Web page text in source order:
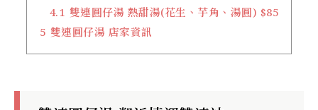
4.1 雙連圓仔湯 熱甜湯(花生、芋角、湯圓) $85
5 雙連圓仔湯 店家資訊